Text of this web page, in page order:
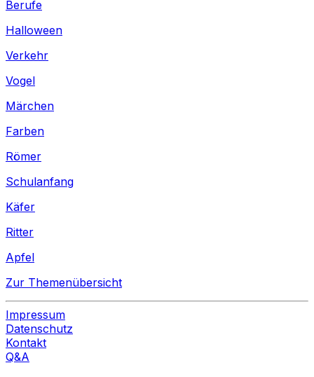
Berufe
Halloween
Verkehr
Vogel
Märchen
Farben
Römer
Schulanfang
Käfer
Ritter
Apfel
Zur Themenübersicht
Impressum
Datenschutz
Kontakt
Q&A